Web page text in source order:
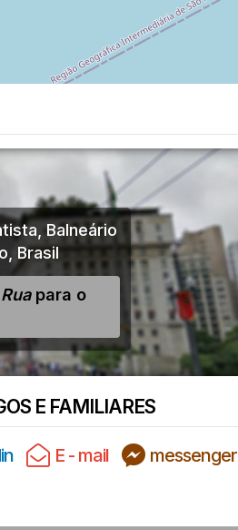
Balneário
Brasil
para o
E FAMILIARES
E - mail
messenger